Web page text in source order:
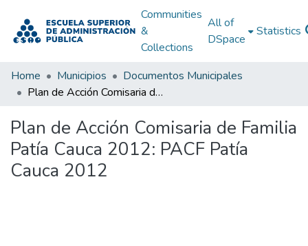
Communities
&
Collections
All of
DSpace
Statistics
Home Municipios
Documentos Municipales
Plan de Acción Comisaria de Familia Patía Cauca 2012: PACF Patía Cauca 2012
Plan de Acción Comisaria de Familia
Patía Cauca 2012: PACF Patía
Cauca 2012